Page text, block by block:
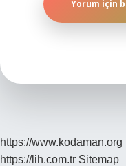
https://www.kodaman.org
https://lih.com.tr Sitemap